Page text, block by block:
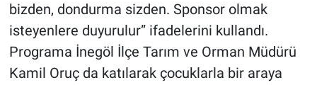
bizden, dondurma sizden. Sponsor olmak
isteyenlere duyurulur” ifadelerini kullandı.
Programa İnegöl İlçe Tarım ve Orman Müdürü
Kamil Oruç da katılarak çocuklarla bir araya